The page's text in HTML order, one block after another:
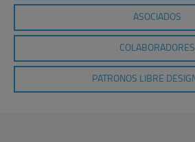
ASOCIADOS
COLABORADORES
PATRONOS LIBRE